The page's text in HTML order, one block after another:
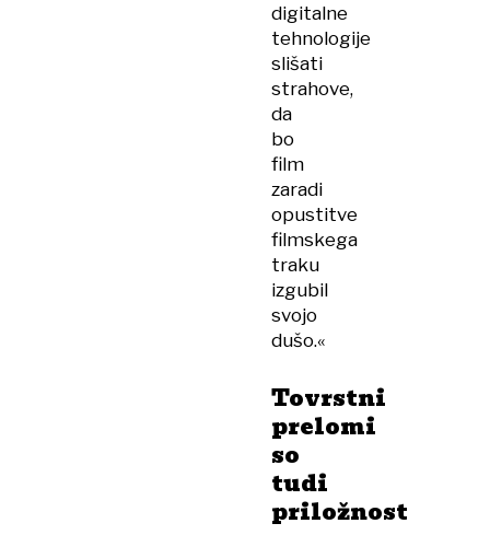
digitalne
tehnologije
slišati
strahove,
da
bo
film
zaradi
opustitve
filmskega
traku
izgubil
svojo
dušo.«
Tovrstni
prelomi
so
tudi
priložnost